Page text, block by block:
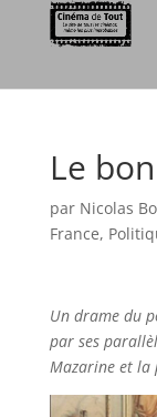
Le
par Nicolas
France,
Un drame du
par ses
Mazarine et la